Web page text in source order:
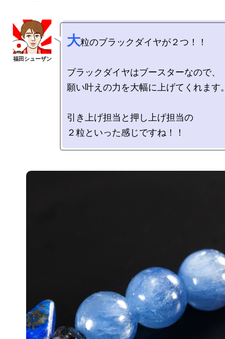
大粒のブラックダイヤが２つ！！
ブラックダイヤはブースターなので、
願い叶えの力を大幅に上げてくれます
引き上げ担当と押し上げ担当の